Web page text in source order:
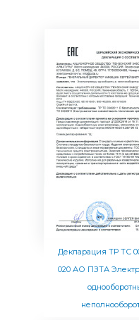
Декларация ТР ТС
020 АО ПЗТА